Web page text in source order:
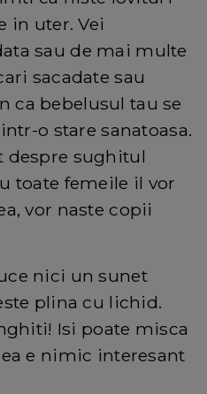
in uter. Vei
sau de mai multe
sacadate sau
ca bebelusul tau se
o stare sanatoasa.
despre sughitul
toate femeile il vor
vor naste copii
nici un sunet
plina cu lichid.
Isi poate misca
e nimic interesant